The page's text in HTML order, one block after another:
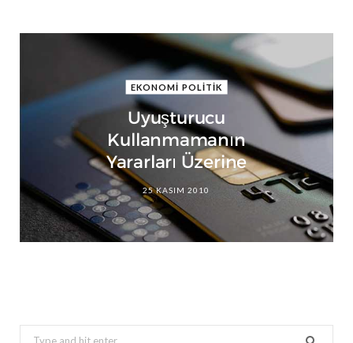
EKONOMİ POLİTİK
Uyuşturucu
Kullanmamanın
Yararları Üzerine
25 KASIM 2010
Search